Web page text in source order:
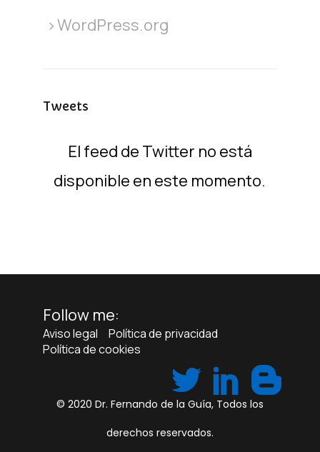
WordPress.org
Tweets
El feed de Twitter no está
disponible en este momento.
Follow me:
Aviso legal
Política de privacidad
Política de cookies
© 2020 Dr. Fernando de la Guía, Todos los
derechos reservados.